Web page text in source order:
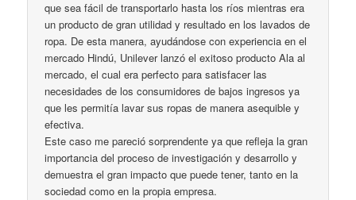
que sea fácil de transportarlo hasta los ríos mientras era
un producto de gran utilidad y resultado en los lavados de
ropa. De esta manera, ayudándose con experiencia en el
mercado Hindú, Unilever lanzó el exitoso producto Ala al
mercado, el cual era perfecto para satisfacer las
necesidades de los consumidores de bajos ingresos ya
que les permitía lavar sus ropas de manera asequible y
efectiva.
Este caso me pareció sorprendente ya que refleja la gran
importancia del proceso de investigación y desarrollo y
demuestra el gran impacto que puede tener, tanto en la
sociedad como en la propia empresa.